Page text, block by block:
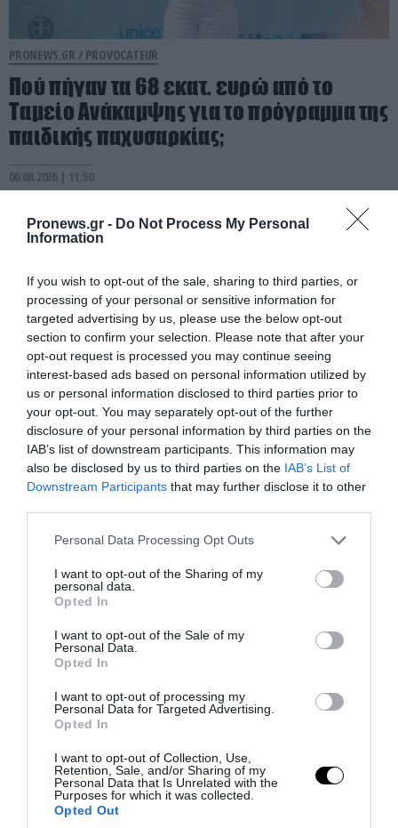
Pronews.gr - Do Not Process My Personal
Information
If you wish to opt-out of the sale, sharing to third parties, or
processing of your personal or sensitive information for
targeted advertising by us, please use the below opt-out
section to confirm your selection. Please note that after your
opt-out request is processed you may continue seeing
interest-based ads based on personal information utilized by
us or personal information disclosed to third parties prior to
your opt-out. You may separately opt-out of the further
disclosure of your personal information by third parties on the
IAB’s list of downstream participants. This information may
also be disclosed by us to third parties on the IAB’s List of
Downstream Participants that may further disclose it to other
Please note that this website/app uses one or more Google
not limited to your visit or usage behaviour. You may click to
grant or deny consent to Google and its third-party tags to
use your data for below specified purposes in below Google
consent section.
Personal Data Processing Opt Outs
I want to opt-out of the Sharing of my
personal data.
Opted In
I want to opt-out of the Sale of my
Personal Data.
Opted In
I want to opt-out of processing my
Personal Data for Targeted Advertising.
Opted In
I want to opt-out of Collection, Use,
Retention, Sale, and/or Sharing of my
Personal Data that Is Unrelated with the
Purposes for which it was collected.
Opted Out
PRONEWS.GR / PROVOCATEUR
Πού πήγαν τα 68 εκατ. ευρώ από το
Ταμείο Ανάκαμψης για το πρόγραμμα της
παιδικής παχυσαρκίας;
06.08.2026 | 11:50
PRONEWS.GR / PROVOCATEUR
«Όταν δόθηκε εντολή εκκένωσης για το
Πόρτο Γερμενό οι πυροσβέστες έφυγαν
πρώτοι»!
PRONEWS.GR /PROVOCATEUR